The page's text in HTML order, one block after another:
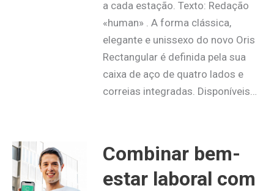
a cada estação. Texto: Redação
«human» . A forma clássica,
elegante e unissexo do novo Oris
Rectangular é definida pela sua
caixa de aço de quatro lados e
correias integradas. Disponíveis…
Combinar bem-
estar laboral com